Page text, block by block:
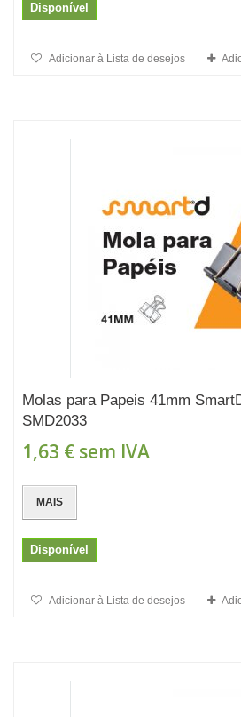
Disponível
Adicionar à Lista de desejos
Molas para Papeis 41mm
SMD2033
1,63 € sem IVA
MAIS
Disponível
Adicionar à Lista de desejos